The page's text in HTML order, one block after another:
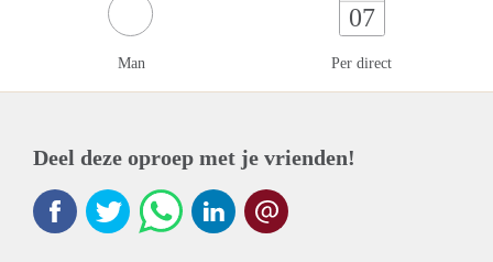
Man
07
Per direct
Deel deze oproep met je vrienden!